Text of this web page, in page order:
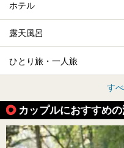
ホテル
露天風呂
ひとり旅・一人旅
す
カップルにおすすめ